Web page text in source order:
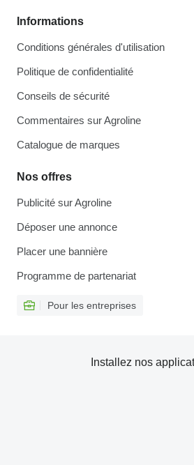
Informations
Conditions générales d'utilisation
Politique de confidentialité
Conseils de sécurité
Commentaires sur Agroline
Catalogue de marques
Nos offres
Publicité sur Agroline
Déposer une annonce
Placer une bannière
Programme de partenariat
Pour les entreprises
Installez nos